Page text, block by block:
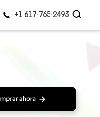
+1 617-765-2493